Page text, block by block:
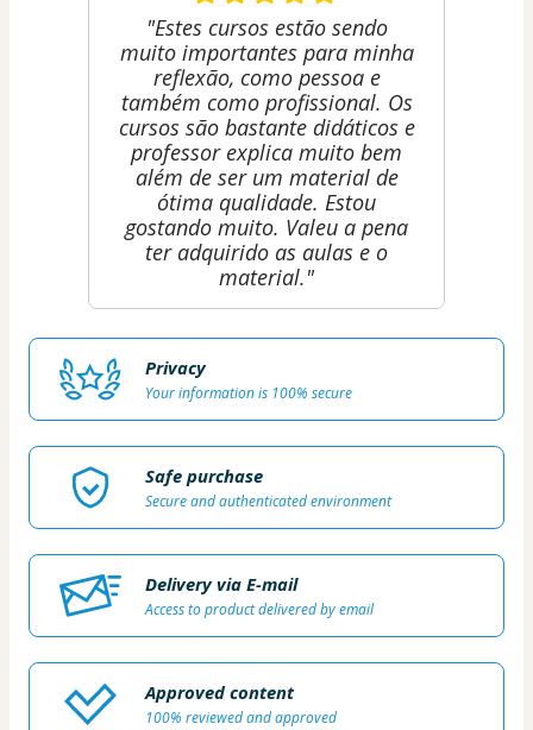
"Estes cursos estão sendo
muito importantes para minha
reflexão, como pessoa e
também como profissional. Os
cursos são bastante didáticos e
professor explica muito bem
além de ser um material de
ótima qualidade. Estou
gostando muito. Valeu a pena
ter adquirido as aulas e o
material."
Privacy
Your information is 100% secure
Safe purchase
Secure and authenticated environment
Delivery via E-mail
Access to product delivered by email
Approved content
100% reviewed and approved